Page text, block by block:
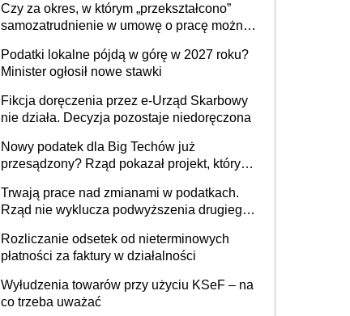
budynków i lokali związanych z
prowadzeniem działalności gospodarczej
Czy za okres, w którym „przekształcono”
samozatrudnienie w umowę o pracę można
umowy cywilnoprawnej jedynym
racjonalnym wyjściem
Podatki lokalne pójdą w górę w 2027 roku?
Minister ogłosił nowe stawki
Fikcja doręczenia przez e-Urząd Skarbowy
nie działa. Decyzja pozostaje niedoręczona
Nowy podatek dla Big Techów już
przesądzony? Rząd pokazał projekt, który
Trwają prace nad zmianami w podatkach.
Rząd nie wyklucza podwyższenia drugiego
Rozliczanie odsetek od nieterminowych
płatności za faktury w działalności
Wyłudzenia towarów przy użyciu KSeF – na
co trzeba uważać